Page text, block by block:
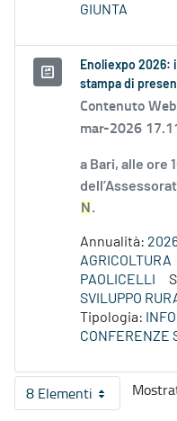
GIUNTA
Enoliexpo 2026:
stampa di
Contenuto
mar-2026
a Bari, alle ore
N .
Annualità:
AGRICOLTURA
PAOLICELLI
SVILUPPO
Tipologia:
CONFERENZE
8 ElementiPer pagina